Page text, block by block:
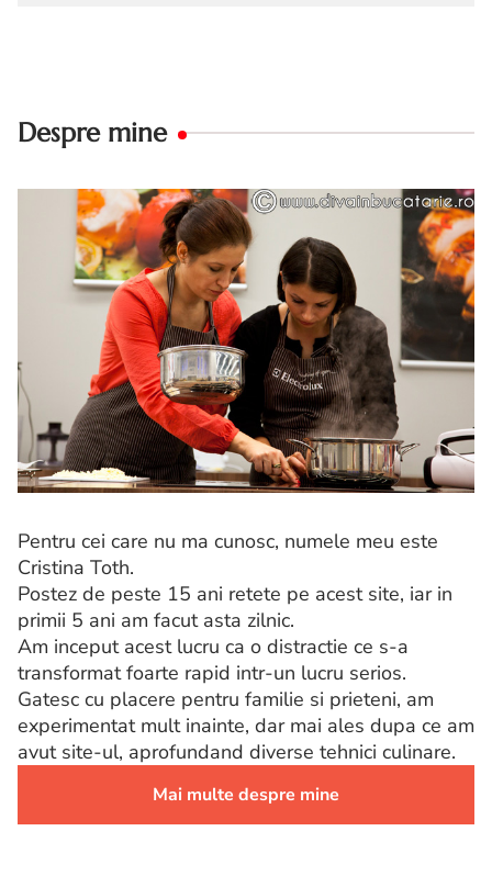
Despre mine
Pentru cei care nu ma cunosc, numele meu este
Cristina Toth.
Postez de peste 15 ani retete pe acest site, iar in
primii 5 ani am facut asta zilnic.
Am inceput acest lucru ca o distractie ce s-a
transformat foarte rapid intr-un lucru serios.
Gatesc cu placere pentru familie si prieteni, am
experimentat mult inainte, dar mai ales dupa ce am
avut site-ul, aprofundand diverse tehnici culinare.
Mai multe despre mine